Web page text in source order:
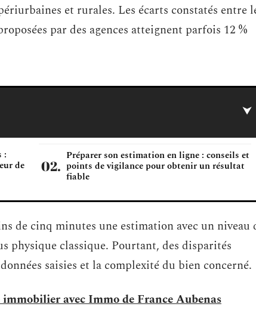
et rurales. Les écarts constatés entre
par des agences atteignent parfois 12 %
:
de
Préparer son estimation en ligne : conseils et
points de vigilance pour obtenir un résultat
fiable
de cinq minutes une estimation avec un niveau
physique classique. Pourtant, des disparités
saisies et la complexité du bien concerné.
avec Immo de France Aubenas